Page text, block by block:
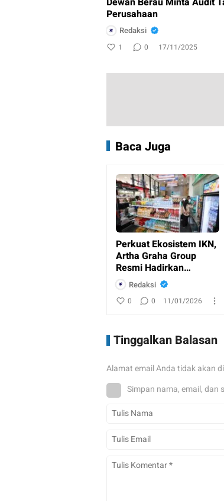
Perusahaan
Redaksi
1 0 17/11/2025
Baca Juga
Perkuat Ekosistem IKN,
Artha Graha Group
Resmi Hadirkan
Layanan Perbankan
dan Ritel
Redaksi
0 0 11/01/2026
Tinggalkan Balasan
Alamat email Anda tidak akan
Simpan nama, email,